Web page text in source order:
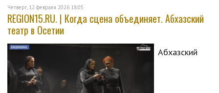
Четверг, 12 февраля 2026 18:05
REGION15.RU. | Когда сцена объединяет. Абхазский
театр в Осетии
Абхазский